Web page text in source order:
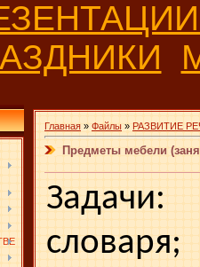
Главная » Файлы » РАЗВИТИЕ
Предметы мебели
Задачи: